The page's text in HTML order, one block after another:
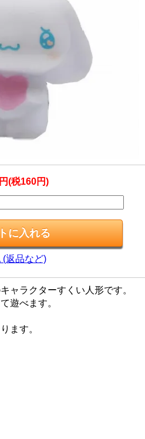
(税160円)
(返品など)
ャラクターすくい人形です。
遊べます。
ます。